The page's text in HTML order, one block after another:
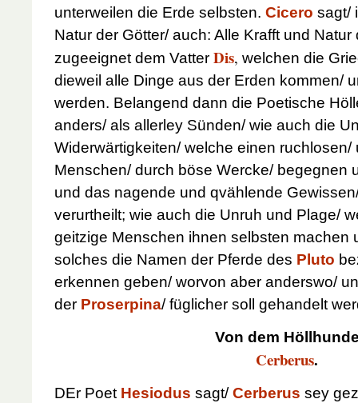
unterweilen die Erde selbsten. Cicero sagt/
Natur der Götter/ auch: Alle Krafft und Natur
zugeeignet dem Vatter Dis, welchen die
dieweil alle Dinge aus der Erden kommen/
werden. Belangend dann die Poetische
anders/ als allerley Sünden/ wie auch die
Widerwärtigkeiten/ welche einen ruchlosen/
Menschen/ durch böse Wercke/ begegnen
und das nagende und qvählende
verurtheilt; wie auch die Unruh und Plage/
geitzige Menschen ihnen selbsten machen
solches die Namen der Pferde des Pluto
erkennen geben/ worvon aber anderswo/
der Proserpina/ füglicher soll gehandelt
Von dem
Cerberus.
DEr Poet Hesiodus sagt/Cerberus sey